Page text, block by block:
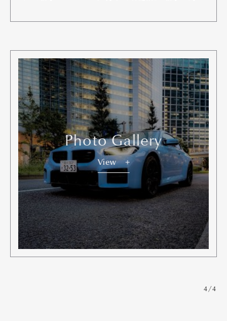
ProductCultureLifestyle
Pen Membership
Magazine
Official Columnist
About
Contact
Pen Meet
Pen international Pen tw
Photo Gallery
View
4/4